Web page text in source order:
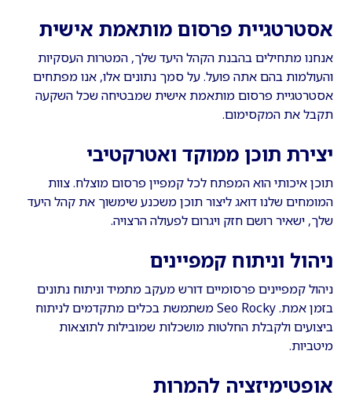
אסטרטגיית פרסום מותאמת אישית
אנחנו מתחילים בהבנת הקהל היעד שלך, המטרות העסקיות
והעולמות בהם אתה פועל. על סמך נתונים אלו, אנו מפתחים
אסטרטגיית פרסום מותאמת אישית שמבטיחה שכל השקעה
תקבל את המקסימום.
יצירת תוכן ממוקד ואטרקטיבי
תוכן איכותי הוא המפתח לכל קמפיין פרסום מוצלח. צוות
המומחים שלנו דואג ליצור תוכן משכנע שימשוך את קהל היעד
שלך, ישאיר רושם חזק ויגרום לפעולה הרצויה.
ניהול וניתוח קמפיינים
ניהול קמפיינים פרסומיים דורש מעקב מתמיד וניתוח נתונים
בזמן אמת. Seo Rocky משתמשת בכלים מתקדמים לניתוח
ביצועים ולקבלת החלטות מושכלות שמובילות לתוצאות
מיטביות.
אופטימיזציה להמרות